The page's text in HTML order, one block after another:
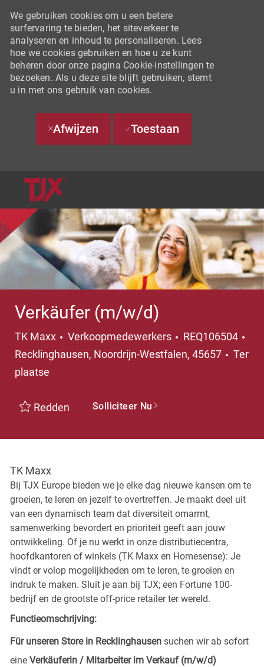
We gebruiken cookies om u een betere
surfervaring te bieden, het siteverkeer te
analyseren en inhoud te personaliseren. Lees
hoe we cookies gebruiken en hoe u ze kunt
beheren door onze pagina Cookie-instellingen te
bezoeken. Als u deze site blijft gebruiken, stemt
u in met ons gebruik van cookies.
Afwijzen Toestaan
Verkäufer (m/w/d)
TK Maxx Categorie
Verkoopmedewerkers
REQ106504
Plaats
Recklinghausen, Noordrijn-Westfalen, 45657
Ter
plaatse
Redden Solliciteer Nu
TK Maxx
Bij TJX Europe bieden we je elke dag nieuwe kansen om te
groeien, te leren en jezelf te overtreffen. Je maakt deel uit
van een dynamisch team dat diversiteit omarmt,
samenwerking bevordert en prioriteit geeft aan jouw
ontwikkeling. Of je nu werkt in onze distributiecentra,
hoofdkantoren of winkels (TK Maxx en Homesense): Je
vindt er volop mogelijkheden om te leren, te groeien en
indruk te maken. Sluit je aan bij TJX; een Fortune 100-
bedrijf en de grootste off-price retailer ter wereld.
Functieomschrijving:
Für unseren Store in Recklinghausen suchen wir ab sofort
eine Verkäuferin / Mitarbeiter im Verkauf (m/w/d)